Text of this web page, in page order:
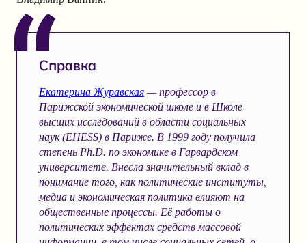
Справка
Екатерина Журавская— профессор в
Парижской экономической школе и в Школе
высших исследований в области социальных
наук (EHESS) в Париже. В 1999 году получила
степень Ph.D. по экономике в Гарвардском
университете. Внесла значительный вклад в
понимание того, как политические институты,
медиа и экономическая политика влияют на
общественные процессы. Её работы о
политических эффектах средств массовой